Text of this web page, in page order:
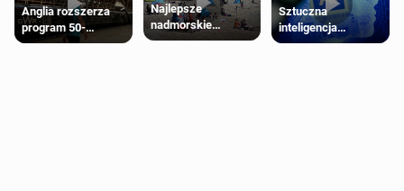
Anglia rozszerza
program 50-
procentowych
Najlepsze
nadmorskie
miasteczko blisko
Sztuczna
inteligencja
próbowała oszukać